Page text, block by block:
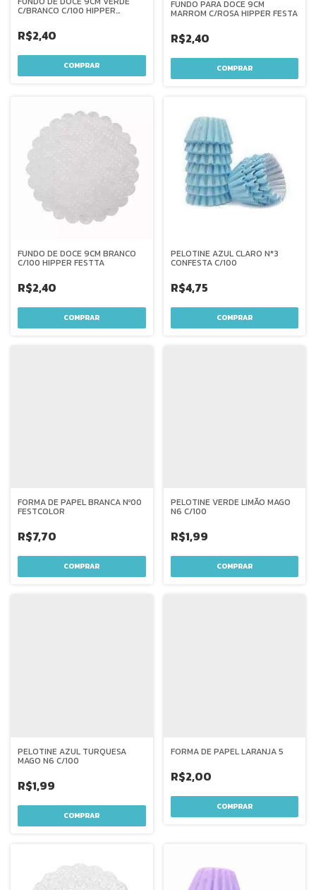
C/BRANCO C/100 HIPPER
R$2,40
FUNDO PARA DOCE 9CM
MARROM C/ROSA HIPPER FESTA
R$2,40
FUNDO DE DOCE 9CM BRANCO
C/100 HIPPER FESTTA
R$2,40
PELOTINE AZUL CLARO N*3
CONFESTA C/100
R$4,75
FORMA DE PAPEL BRANCA Nº00
FESTCOLOR
R$7,70
PELOTINE VERDE LIMÃO MAGO
N6 C/100
R$1,99
PELOTINE AZUL TURQUESA
MAGO N6 C/100
R$1,99
FORMA DE PAPEL LARANJA 5
R$2,00